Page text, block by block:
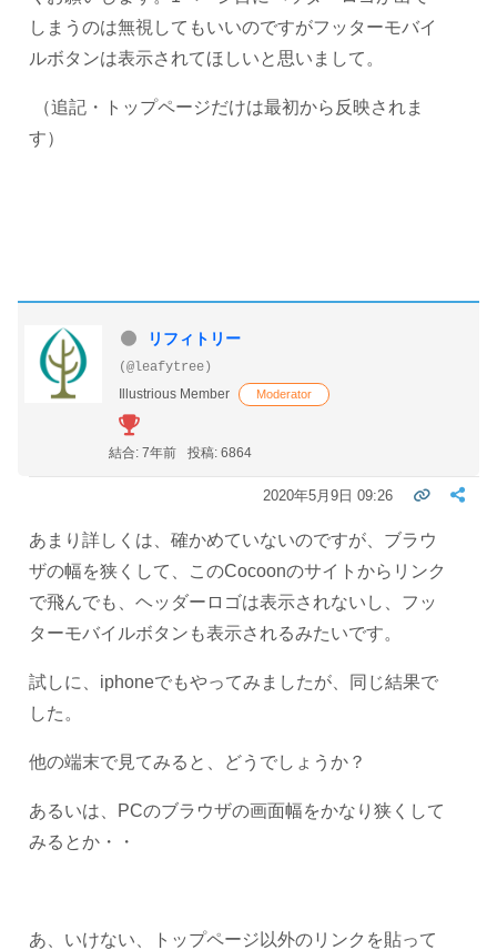
しまうのは無視してもいいのですがフッターモバイ
ルボタンは表示されてほしいと思いまして。
（追記・トップページだけは最初から反映されま
す）
リフィトリー
(@leafytree)
Illustrious Member
Moderator
結合: 7年前 投稿: 6864
2020年5月9日 09:26
あまり詳しくは、確かめていないのですが、ブラウ
ザの幅を狭くして、このCocoonのサイトからリンク
で飛んでも、ヘッダーロゴは表示されないし、フッ
ターモバイルボタンも表示されるみたいです。
試しに、iphoneでもやってみましたが、同じ結果で
した。
他の端末で見てみると、どうでしょうか？
あるいは、PCのブラウザの画面幅をかなり狭くして
みるとか・・
あ、いけない、トップページ以外のリンクを貼って